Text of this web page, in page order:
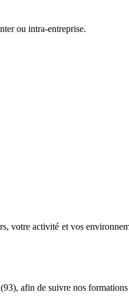
ou intra-entreprise.
votre activité et vos
afin de suivre nos